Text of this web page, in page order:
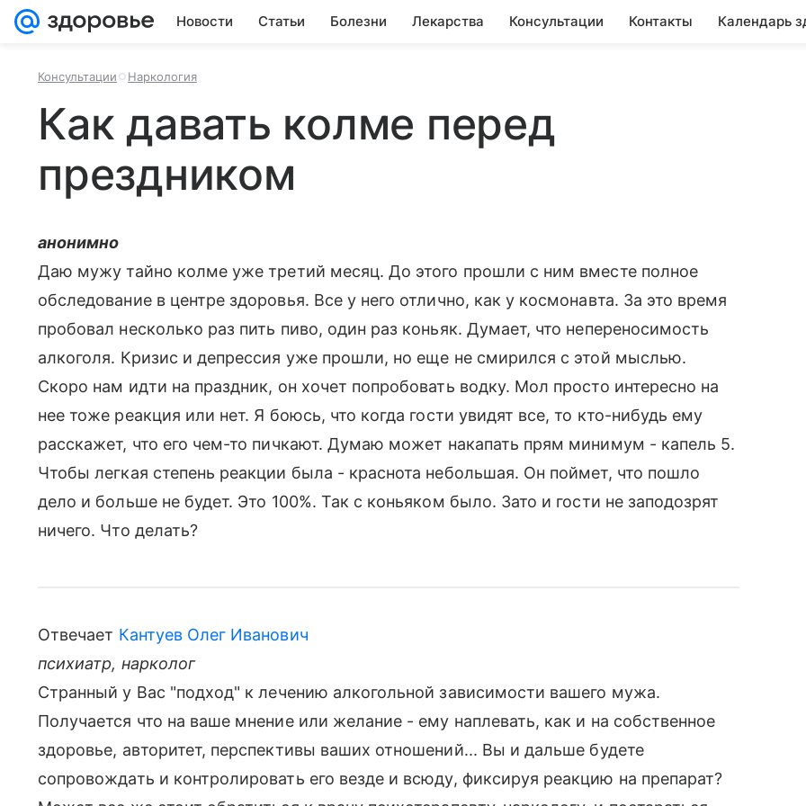
Новости Статьи Болезни Лекарства Консультации Контакты Календарь
Консультации Наркология
Как давать колме перед
прездником
анонимно
Даю мужу тайно колме уже третий месяц. До этого прошли с ним вместе полное
обследование в центре здоровья. Все у него отлично, как у космонавта. За это время
пробовал несколько раз пить пиво, один раз коньяк. Думает, что непереносимость
алкоголя. Кризис и депрессия уже прошли, но еще не смирился с этой мыслью.
Скоро нам идти на праздник, он хочет попробовать водку. Мол просто интересно на
нее тоже реакция или нет. Я боюсь, что когда гости увидят все, то кто-нибудь ему
расскажет, что его чем-то пичкают. Думаю может накапать прям минимум - капель 5.
Чтобы легкая степень реакции была - краснота небольшая. Он поймет, что пошло
дело и больше не будет. Это 100%. Так с коньяком было. Зато и гости не заподозрят
ничего. Что делать?
Отвечает Кантуев Олег Иванович
психиатр, нарколог
Странный у Вас "подход" к лечению алкогольной зависимости вашего мужа.
Получается что на ваше мнение или желание - ему наплевать, как и на собственное
здоровье, авторитет, перспективы ваших отношений... Вы и дальше будете
сопровождать и контролировать его везде и всюду, фиксируя реакцию на препарат?